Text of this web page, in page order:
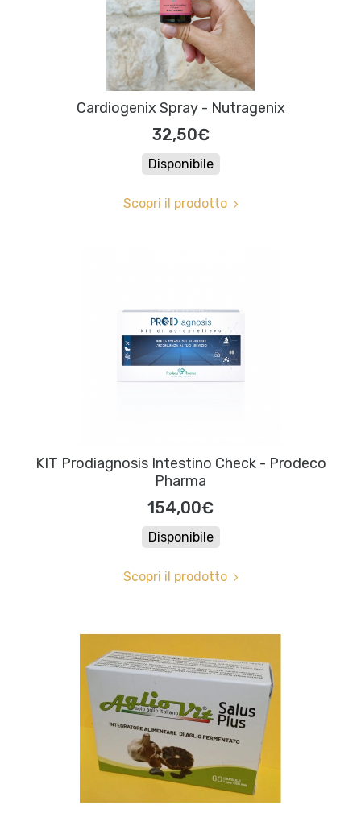
Cardiogenix Spray - Nutragenix
32,50€
Disponibile
Scopri il prodotto
KIT Prodiagnosis Intestino Check - Prodeco
Pharma
154,00€
Disponibile
Scopri il prodotto